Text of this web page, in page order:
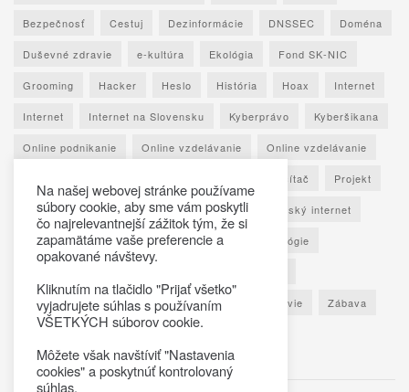
Bezpečnosť Cestuj Dezinformácie DNSSEC Doména
Duševné zdravie e-kultúra Ekológia Fond SK-NIC
Grooming Hacker Heslo História Hoax Internet
Internet Internet na Slovensku Kyberprávo Kyberšikana
Online podnikanie Online vzdelávanie Online vzdelávanie
Počítač Projekt
Ransomware Rozhovor Seniori Slovenský internet
Sociálne siete Spoznaj Slovensko Technológie
Výročná správa Zaujímavé štatistiky Zdravie Zábava
Na našej webovej stránke používame
súbory cookie, aby sme vám poskytli
čo najrelevantnejší zážitok tým, že si
zapamätáme vaše preferencie a
opakované návštevy.
Kliknutím na tlačidlo "Prijať všetko"
vyjadrujete súhlas s používaním
VŠETKÝCH súborov cookie.
Môžete však navštíviť "Nastavenia
cookies" a poskytnúť kontrolovaný
súhlas.